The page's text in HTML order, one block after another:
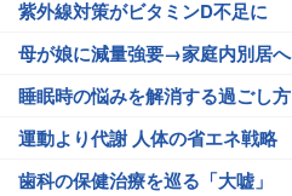
紫外線対策がビタミンD不足に
母が娘に減量強要→家庭内別居へ
睡眠時の悩みを解消する過ごし方
運動より代謝 人体の省エネ戦略
歯科の保健治療を巡る「大嘘」